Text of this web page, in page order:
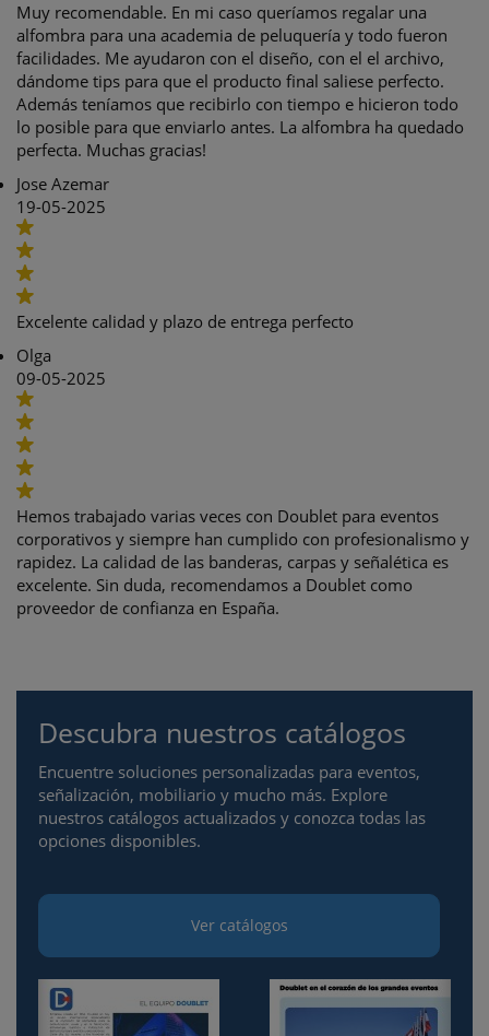
Muy recomendable. En mi caso queríamos regalar una
alfombra para una academia de peluquería y todo fueron
facilidades. Me ayudaron con el diseño, con el el archivo,
dándome tips para que el producto final saliese perfecto.
Además teníamos que recibirlo con tiempo e hicieron todo
lo posible para que enviarlo antes. La alfombra ha quedado
perfecta. Muchas gracias!
Jose Azemar
19-05-2025
Excelente calidad y plazo de entrega perfecto
Olga
09-05-2025
Hemos trabajado varias veces con Doublet para eventos
corporativos y siempre han cumplido con profesionalismo y
rapidez. La calidad de las banderas, carpas y señalética es
excelente. Sin duda, recomendamos a Doublet como
proveedor de confianza en España.
Descubra nuestros catálogos
Encuentre soluciones personalizadas para eventos,
señalización, mobiliario y mucho más. Explore
nuestros catálogos actualizados y conozca todas las
opciones disponibles.
Ver catálogos